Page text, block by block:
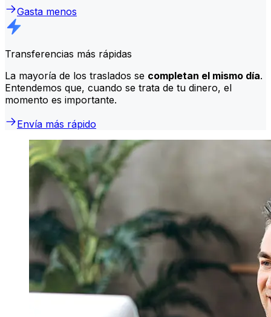
Gasta menos
Transferencias más rápidas
La mayoría de los traslados se completan el mismo día.
Entendemos que, cuando se trata de tu dinero, el
momento es importante.
Envía más rápido